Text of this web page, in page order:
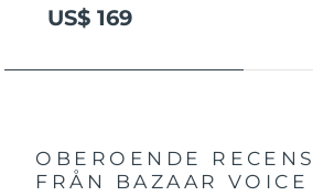
US$ 169
OBEROENDE
FRÅN BAZAAR VOICE